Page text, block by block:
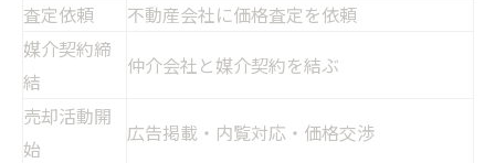
査定依頼
不動産会社に価格査定を依頼
媒介契約締
結
仲介会社と媒介契約を結ぶ
売却活動開
始
広告掲載・内覧対応・価格交渉